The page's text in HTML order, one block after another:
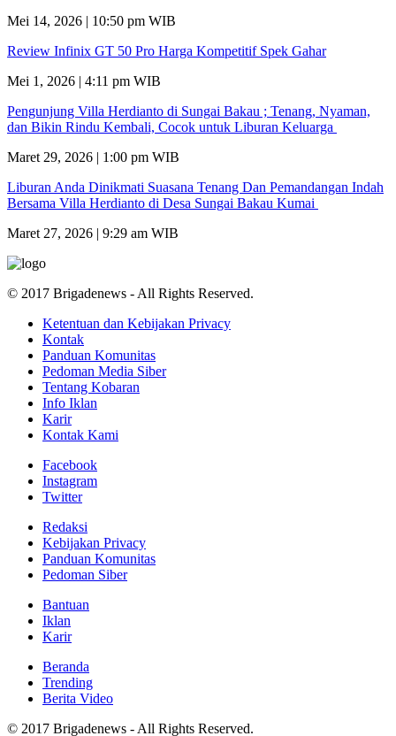
Mei 14, 2026 | 10:50 pm WIB
Review Infinix GT 50 Pro Harga Kompetitif Spek Gahar
Mei 1, 2026 | 4:11 pm WIB
Pengunjung Villa Herdianto di Sungai Bakau ; Tenang, Nyaman,
dan Bikin Rindu Kembali, Cocok untuk Liburan Keluarga
Maret 29, 2026 | 1:00 pm WIB
Liburan Anda Dinikmati Suasana Tenang Dan Pemandangan Indah
Bersama Villa Herdianto di Desa Sungai Bakau Kumai
Maret 27, 2026 | 9:29 am WIB
© 2017 Brigadenews - All Rights Reserved.
Ketentuan dan Kebijakan Privacy
Kontak
Panduan Komunitas
Pedoman Media Siber
Tentang Kobaran
Info Iklan
Karir
Kontak Kami
Facebook
Instagram
Twitter
Redaksi
Kebijakan Privacy
Panduan Komunitas
Pedoman Siber
Bantuan
Iklan
Karir
Beranda
Trending
Berita Video
© 2017 Brigadenews - All Rights Reserved.